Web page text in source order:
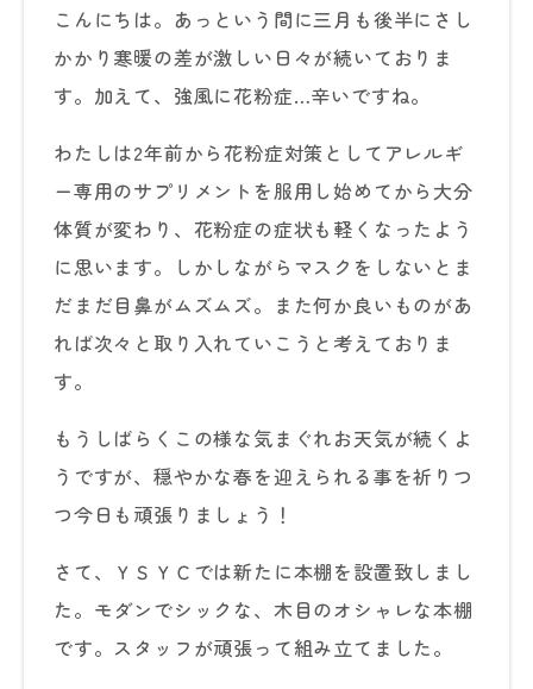
こんにちは。あっという間に三月も後半にさし
かかり寒暖の差が激しい日々が続いておりま
す。加えて、強風に花粉症…辛いですね。
わたしは2年前から花粉症対策としてアレルギ
ー専用のサプリメントを服用し始めてから大分
体質が変わり、花粉症の症状も軽くなったよう
に思います。しかしながらマスクをしないとま
だまだ目鼻がムズムズ。また何か良いものがあ
れば次々と取り入れていこうと考えておりま
す。
もうしばらくこの様な気まぐれお天気が続くよ
うですが、穏やかな春を迎えられる事を祈りつ
つ今日も頑張りましょう！
さて、ＹＳＹＣでは新たに本棚を設置致しまし
た。モダンでシックな、木目のオシャレな本棚
です。スタッフが頑張って組み立てました。